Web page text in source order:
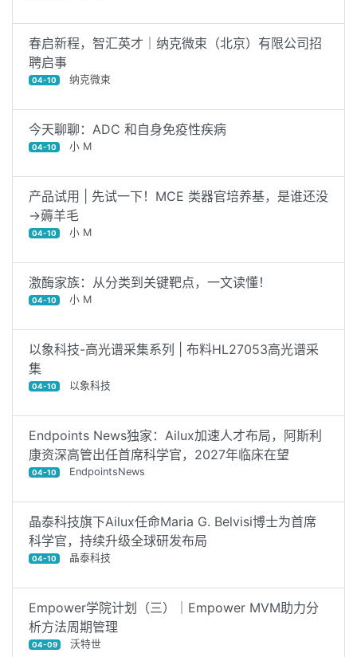
春启新程，智汇英才｜纳克微束（北京）有限公司招
聘启事
04-10 纳克微束
今天聊聊：ADC 和自身免疫性疾病
04-10 小 M
产品试用 | 先试一下！MCE 类器官培养基，是谁还没
→薅羊毛
04-10 小 M
激酶家族：从分类到关键靶点，一文读懂！
04-10 小 M
以象科技-高光谱采集系列 | 布料HL27053高光谱采
集
04-10 以象科技
Endpoints News独家：Ailux加速人才布局，阿斯利
康资深高管出任首席科学官，2027年临床在望
04-10 EndpointsNews
晶泰科技旗下Ailux任命Maria G. Belvisi博士为首席
科学官，持续升级全球研发布局
04-10 晶泰科技
Empower学院计划（三）｜Empower MVM助力分
析方法周期管理
04-09 沃特世